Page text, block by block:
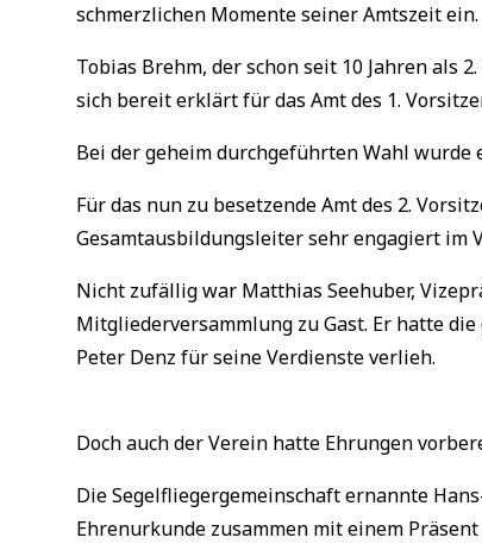
schmerzlichen Momente seiner Amtszeit ein.
Tobias Brehm, der schon seit 10 Jahren als
sich bereit erklärt für das Amt des 1.
Bei der geheim durchgeführten Wahl
Für das nun zu besetzende Amt des 2.
Gesamtausbildungsleiter sehr engagiert im
Nicht zufällig war Matthias Seehuber,
Mitgliederversammlung zu Gast. Er hatte
Peter Denz für seine Verdienste verlieh.
Doch auch der Verein hatte Ehrungen
Die Segelfliegergemeinschaft ernannte
Ehrenurkunde zusammen mit einem